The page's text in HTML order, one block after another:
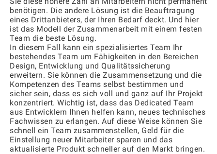
benötigen. Die andere Lösung ist die Beauftragung
eines Drittanbieters, der Ihren Bedarf deckt. Und hier
ist das Modell der Zusammenarbeit mit einem festen
Team die beste Lösung.
In diesem Fall kann ein spezialisiertes Team Ihr
bestehendes Team um Fähigkeiten in den Bereichen
Design, Entwicklung und Qualitätssicherung
erweitern. Sie können die Zusammensetzung und die
Kompetenzen des Teams selbst bestimmen und
sicher sein, dass es sich voll und ganz auf Ihr Projekt
konzentriert. Wichtig ist, dass das Dedicated Team
aus Entwicklern Ihnen helfen kann, neues technisches
Fachwissen zu erlangen. Auf diese Weise können Sie
schnell ein Team zusammenstellen, Geld für die
Einstellung neuer Mitarbeiter sparen und das
aktualisierte Produkt schneller auf den Markt bringen.